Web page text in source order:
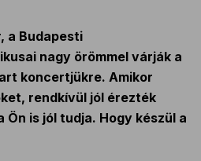
a Budapesti
nagy örömmel várják a
koncertjükre. Amikor
rendkívül jól érezték
is jól tudja. Hogy készül a